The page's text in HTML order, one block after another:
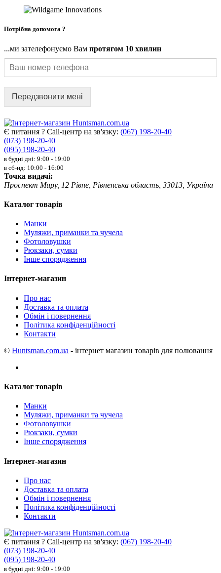
Потрібна допомога ?
...ми зателефонуємо Вам протягом 10 хвилин
Передзвонити мені
Є питання ? Call-центр на зв'язку: (067) 198-20-40
(073) 198-20-40
(095) 198-20-40
в будні дні: 9:00 - 19:00
в сб-нд: 10:00 - 16:00
Точка видачі:
Проспект Миру, 12 Рівне, Рівненська область, 33013, Україна
Каталог товарів
Манки
Муляжи, приманки та чучела
Фотоловушки
Рюкзаки, сумки
Інше спорядження
Інтернет-магазин
Про нас
Доставка та оплата
Обмін і повернення
Політика конфіденційності
Контакти
© Huntsman.com.ua - інтернет магазин товарів для полювання
Каталог товарів
Манки
Муляжи, приманки та чучела
Фотоловушки
Рюкзаки, сумки
Інше спорядження
Інтернет-магазин
Про нас
Доставка та оплата
Обмін і повернення
Політика конфіденційності
Контакти
Є питання ? Call-центр на зв'язку: (067) 198-20-40
(073) 198-20-40
(095) 198-20-40
в будні дні: 9:00 - 19:00